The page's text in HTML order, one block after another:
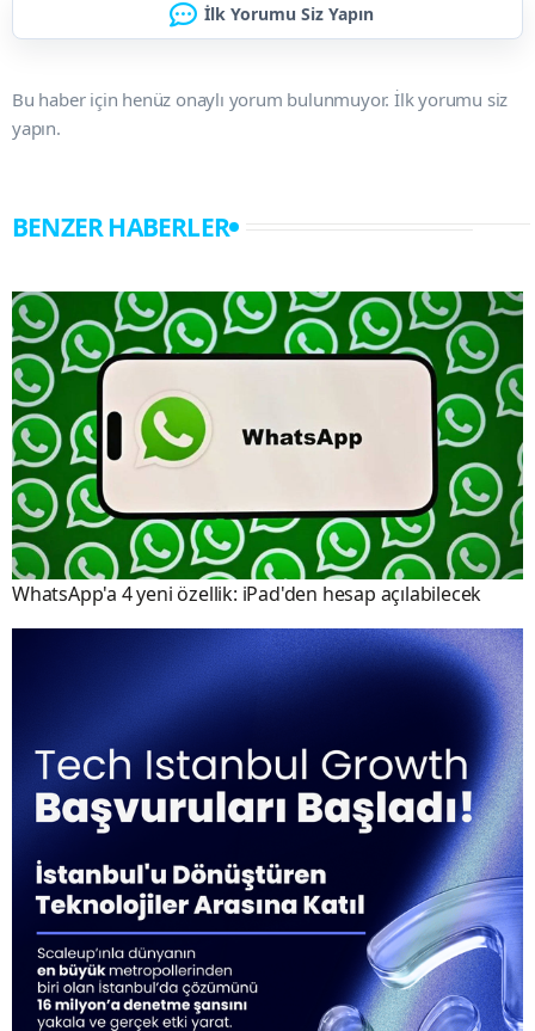
İlk Yorumu Siz Yapın
Bu haber için henüz onaylı yorum bulunmuyor. İlk yorumu siz
yapın.
BENZER HABERLER
WhatsApp'a 4 yeni özellik: iPad'den hesap açılabilecek